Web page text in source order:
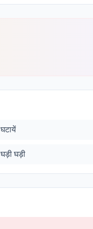
घटायें
घड़ी घड़ी